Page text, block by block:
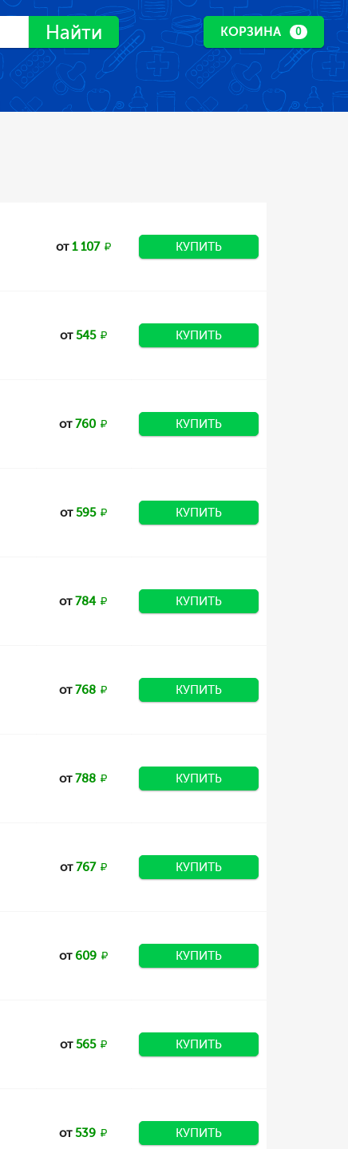
Найти КОРЗИНА 0
от1 107 КУПИТЬ
от545 КУПИТЬ
от760 КУПИТЬ
от595 КУПИТЬ
от784 КУПИТЬ
от768 КУПИТЬ
от788 КУПИТЬ
от767 КУПИТЬ
от609 КУПИТЬ
от565 КУПИТЬ
от539 КУПИТЬ